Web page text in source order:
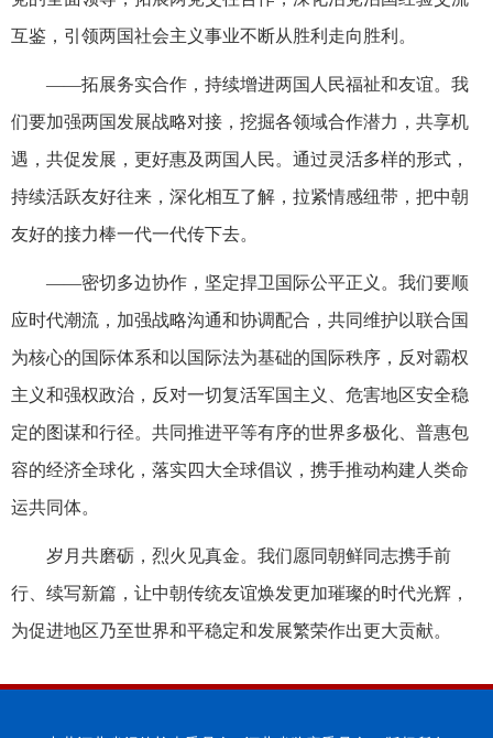
互鉴，引领两国社会主义事业不断从胜利走向胜利。
——拓展务实合作，持续增进两国人民福祉和友谊。我
们要加强两国发展战略对接，挖掘各领域合作潜力，共享机
遇，共促发展，更好惠及两国人民。通过灵活多样的形式，
持续活跃友好往来，深化相互了解，拉紧情感纽带，把中朝
友好的接力棒一代一代传下去。
——密切多边协作，坚定捍卫国际公平正义。我们要顺
应时代潮流，加强战略沟通和协调配合，共同维护以联合国
为核心的国际体系和以国际法为基础的国际秩序，反对霸权
主义和强权政治，反对一切复活军国主义、危害地区安全稳
定的图谋和行径。共同推进平等有序的世界多极化、普惠包
容的经济全球化，落实四大全球倡议，携手推动构建人类命
运共同体。
岁月共磨砺，烈火见真金。我们愿同朝鲜同志携手前
行、续写新篇，让中朝传统友谊焕发更加璀璨的时代光辉，
为促进地区乃至世界和平稳定和发展繁荣作出更大贡献。